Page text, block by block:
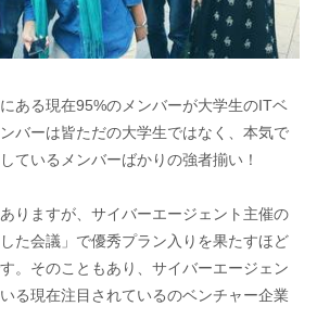
ある現在95%のメンバーが大学生のITベ
バーは皆ただの大学生ではなく、本気で
ているメンバーばかりの強者揃い！
りますが、サイバーエージェント主催の
た会議」で優秀プラン入りを果たすほど
。そのこともあり、サイバーエージェン
る現在注目されているのベンチャー企業